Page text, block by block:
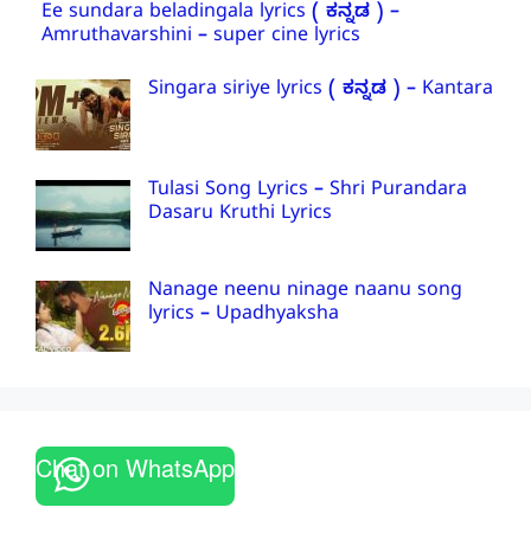
Ee sundara beladingala lyrics ( ಕನ್ನಡ ) –
Amruthavarshini – super cine lyrics
Singara siriye lyrics ( ಕನ್ನಡ ) – Kantara
Tulasi Song Lyrics – Shri Purandara
Dasaru Kruthi Lyrics
Nanage neenu ninage naanu song
lyrics – Upadhyaksha
Chat on WhatsApp